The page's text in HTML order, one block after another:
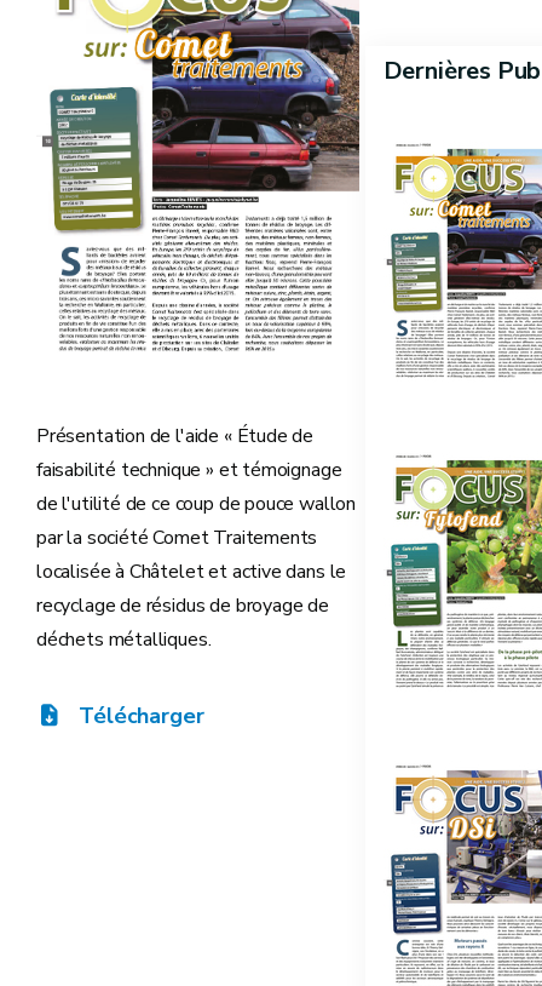
Présentation de l'aide « Étude de
faisabilité technique » et témoignage
de l'utilité de ce coup de pouce wallon
par la société Comet Traitements
localisée à Châtelet et active dans le
recyclage de résidus de broyage de
déchets métalliques.
Télécharger
Dernières